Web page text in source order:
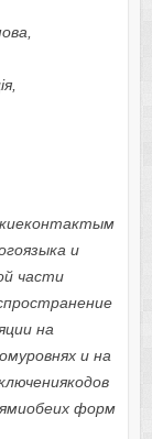
и
части
на
и на
форм